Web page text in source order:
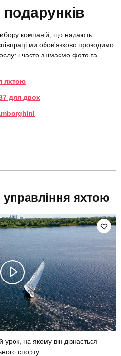
компаній, що надають
ми обов'язково проводимо
і часто знімаємо фото та
яхтою
для двох
управління яхтою
урок, на якому він дізнається
спорту.